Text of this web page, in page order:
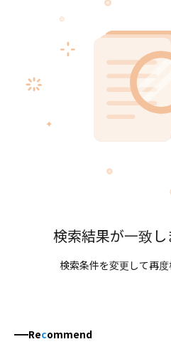
検索結果が一致し
検索条件を変更して再度
Recommend